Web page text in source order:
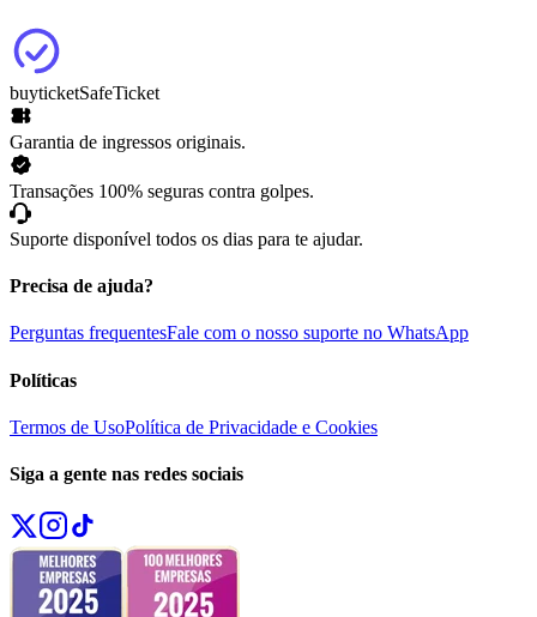
buyticketSafeTicket
Garantia de ingressos originais.
Transações 100% seguras contra golpes.
Suporte disponível todos os dias para te ajudar.
Precisa de ajuda?
Perguntas frequentesFale com o nosso suporte no WhatsApp
Políticas
Termos de UsoPolítica de Privacidade e Cookies
Siga a gente nas redes sociais